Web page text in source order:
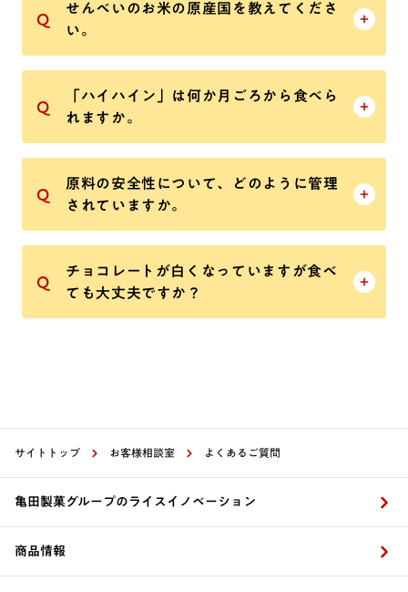
せんべいのお米の原産国を教えてくださ
い。
「ハイハイン」は何か月ごろから食べら
れますか。
原料の安全性について、どのように管理
されていますか。
チョコレートが白くなっていますが食べ
ても大丈夫ですか？
サイトトップ お客様相談室 よくあるご質問
亀田製菓グループのライスイノベーション
商品情報